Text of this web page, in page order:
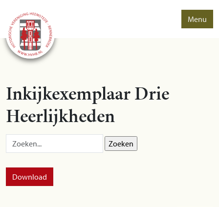
Menu
Inkijkexemplaar Drie
Heerlijkheden
Zoek op:
Download